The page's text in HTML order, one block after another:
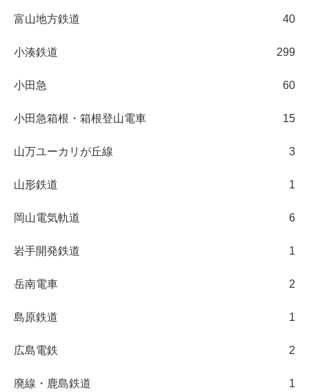
富山地方鉄道 40
小湊鉄道 299
小田急 60
小田急箱根・箱根登山電車 15
山万ユーカリが丘線 3
山形鉄道 1
岡山電気軌道 6
岩手開発鉄道 1
岳南電車 2
島原鉄道 1
広島電鉄 2
廃線・鹿島鉄道 1